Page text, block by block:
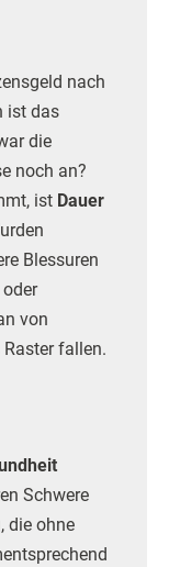
nach
ist das
die
noch an?
ist Dauer
Blessuren
oder
von
fallen.
Schwere
die ohne